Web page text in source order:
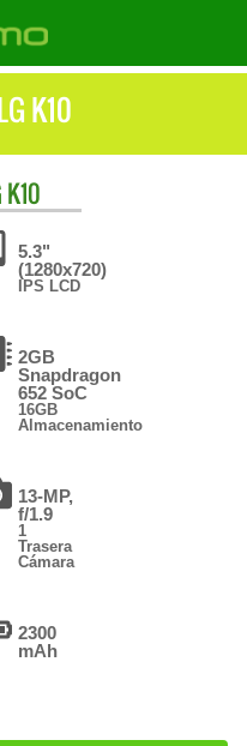
K10
K10
5.3"
(1280x720)
IPS LCD
2GB
Snapdragon
652 SoC
16GB
Almacenamiento
13-MP,
f/1.9
1
Trasera
Cámara
2300
mAh